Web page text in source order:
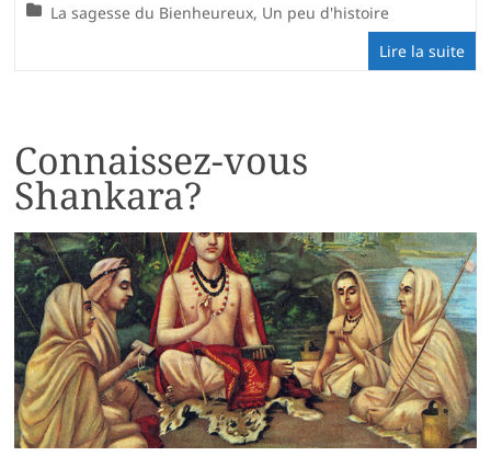
La sagesse du Bienheureux, Un peu d'histoire
Lire la suite
Connaissez-vous
Shankara?